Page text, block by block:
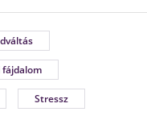
Stressz